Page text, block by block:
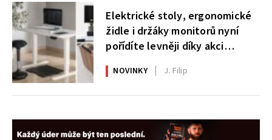
Elektrické stoly, ergonomické
židle i držáky monitorů nyní
pořídíte levněji díky akci
AlzaErgo
NOVINKY J. Filip